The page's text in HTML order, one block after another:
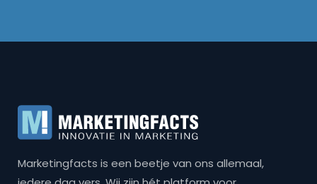
Marketingfacts is een beetje van ons allemaal,